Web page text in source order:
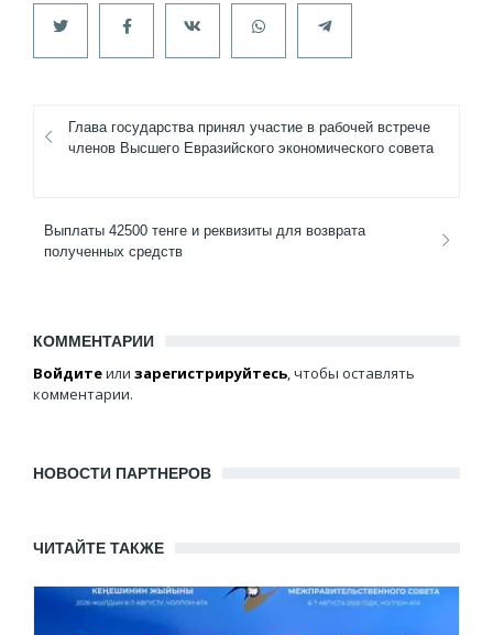
Глава государства принял участие в рабочей встрече
членов Высшего Евразийского экономического совета
Выплаты 42500 тенге и реквизиты для возврата
полученных средств
КОММЕНТАРИИ
Войдитеили зарегистрируйтесь, чтобы оставлять
комментарии.
НОВОСТИ ПАРТНЕРОВ
ЧИТАЙТЕ ТАКЖЕ